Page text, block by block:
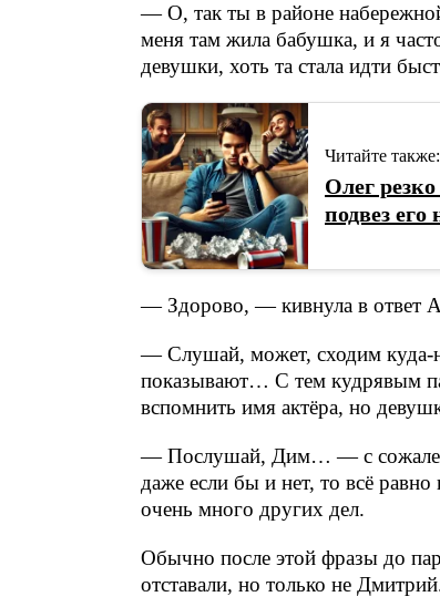
— О, так ты в районе
меня там жила бабушка, и я
девушки, хоть та стала идти
Читайте также:
Олег
подвез его
— Здорово, — кивнула в ответ
— Слушай, может, сходим куда-
показывают… С тем кудрявым
вспомнить имя актёра, но
— Послушай, Дим… — с
даже если бы и нет, то всё
очень много других дел.
Обычно после этой фразы до
отставали, но только не